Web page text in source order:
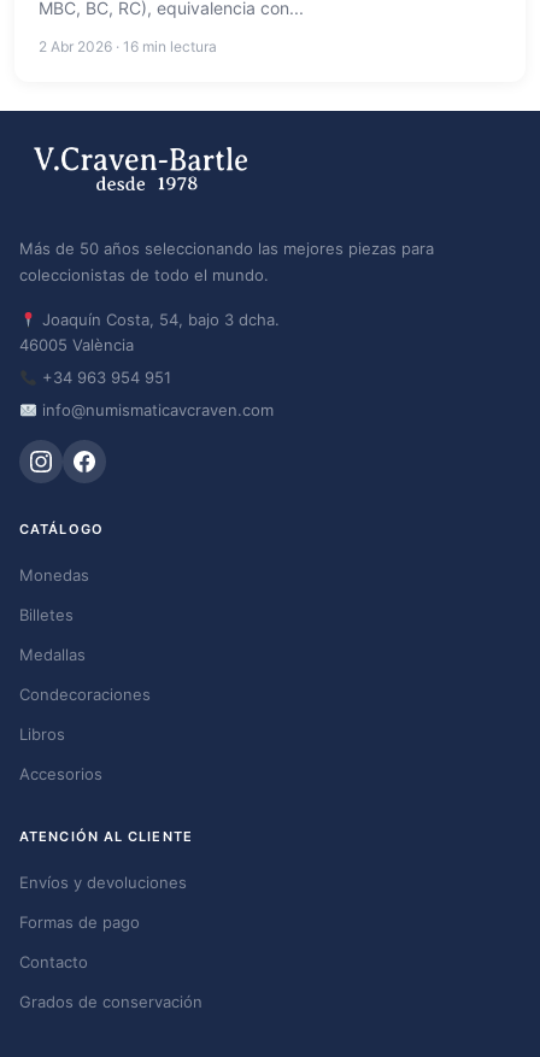
MBC, BC, RC), equivalencia con...
2 Abr 2026 · 16 min lectura
Más de 50 años seleccionando las mejores piezas para
coleccionistas de todo el mundo.
Joaquín Costa, 54, bajo 3 dcha.
46005 València
+34 963 954 951
info@numismaticavcraven.com
CATÁLOGO
Monedas
Billetes
Medallas
Condecoraciones
Libros
Accesorios
ATENCIÓN AL CLIENTE
Envíos y devoluciones
Formas de pago
Contacto
Grados de conservación